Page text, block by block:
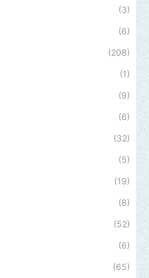
(3)
(6)
(208)
(1)
(9)
(6)
(32)
(5)
(19)
(8)
(52)
(6)
(65)